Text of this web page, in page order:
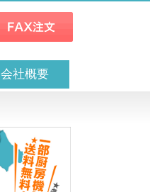
会社概要